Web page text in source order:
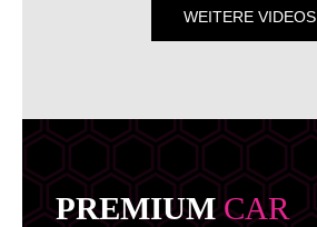
WEITERE VIDEOS
PREMIUM CAR